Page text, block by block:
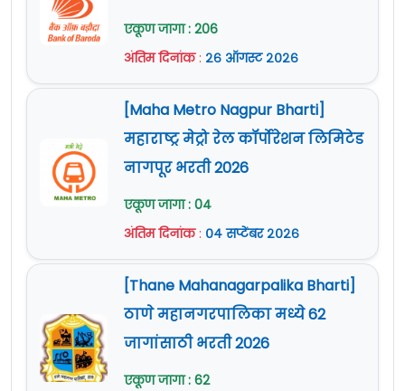
एकूण जागा : 206
अंतिम दिनांक: २६ ऑगस्ट २०२६
[Maha Metro Nagpur Bharti]
महाराष्ट्र मेट्रो रेल कॉर्पोरेशन लिमिटेड
नागपूर भरती 2026
एकूण जागा : 04
अंतिम दिनांक: ०४ सप्टेंबर २०२६
[Thane Mahanagarpalika Bharti]
ठाणे महानगरपालिका मध्ये 62
जागांसाठी भरती 2026
एकूण जागा : 62